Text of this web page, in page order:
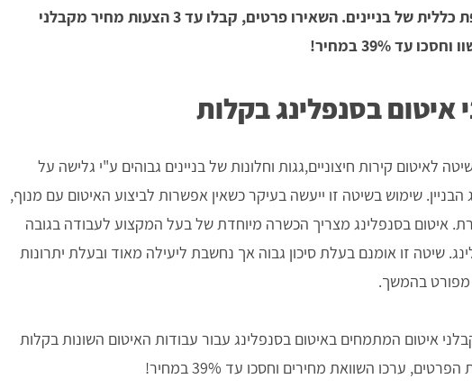
בעיות גישה) ומעטפת כללית של בניינים. השאירו פרטים, קבלו עד 3 הצעות מחיר מקבלני
עד 39% במחיר!
איטום בסנפלינג בקלות
לאיטום קירות חיצוניים,גגות וחלונות של בניינים גבוהים ע"י גלישה על
שימוש בשיטה זו ייעשה בעיקר כשאין אפשרות לביצוע האיטום עם מנוף,
איטום בסנפלינג מצריך הכשרה מיוחדת של בעל המקצוע לעבודה בגובה
שיטה זו אומנם בעלת סיכון גבוה אך נחשבת ליעילה מאוד ובעלת יתרונות
מפורט בהמשך.
איטום המתמחים באיטום בסנפלינג עבור עבודות האיטום השונות בקלות
ערכו השוואת מחירים וחסכו עד 39% במחיר!